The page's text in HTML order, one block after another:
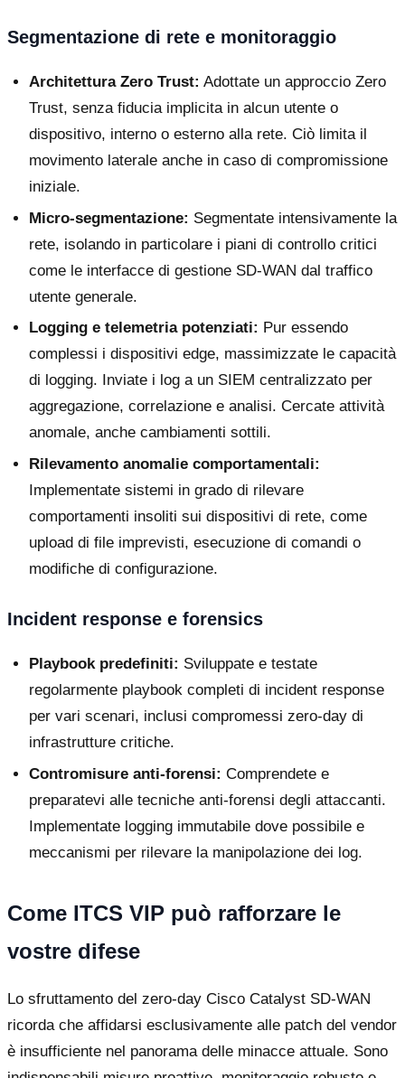
Segmentazione di rete e monitoraggio
Architettura Zero Trust: Adottate un approccio Zero
Trust, senza fiducia implicita in alcun utente o
dispositivo, interno o esterno alla rete. Ciò limita il
movimento laterale anche in caso di compromissione
iniziale.
Micro-segmentazione: Segmentate intensivamente la
rete, isolando in particolare i piani di controllo critici
come le interfacce di gestione SD-WAN dal traffico
utente generale.
Logging e telemetria potenziati: Pur essendo
complessi i dispositivi edge, massimizzate le capacità
di logging. Inviate i log a un SIEM centralizzato per
aggregazione, correlazione e analisi. Cercate attività
anomale, anche cambiamenti sottili.
Rilevamento anomalie comportamentali:
Implementate sistemi in grado di rilevare
comportamenti insoliti sui dispositivi di rete, come
upload di file imprevisti, esecuzione di comandi o
modifiche di configurazione.
Incident response e forensics
Playbook predefiniti: Sviluppate e testate
regolarmente playbook completi di incident response
per vari scenari, inclusi compromessi zero-day di
infrastrutture critiche.
Contromisure anti-forensi: Comprendete e
preparatevi alle tecniche anti-forensi degli attaccanti.
Implementate logging immutabile dove possibile e
meccanismi per rilevare la manipolazione dei log.
Come ITCS VIP può rafforzare le
vostre difese
Lo sfruttamento del zero-day Cisco Catalyst SD-WAN
ricorda che affidarsi esclusivamente alle patch del vendor
è insufficiente nel panorama delle minacce attuale. Sono